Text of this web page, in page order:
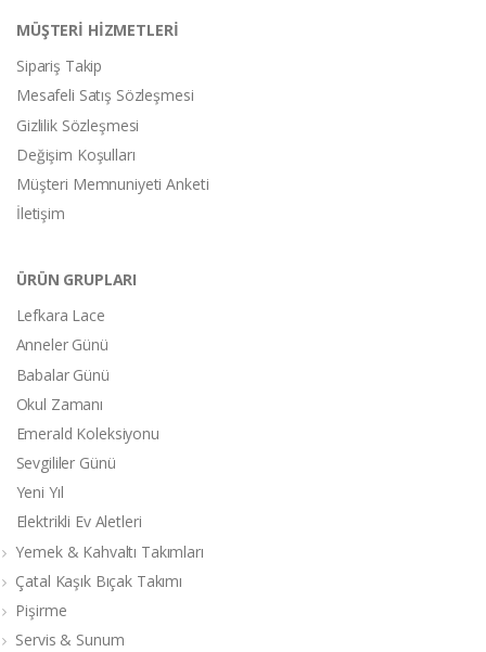
MÜŞTERİ HİZMETLERİ
Sipariş Takip
Mesafeli Satış Sözleşmesi
Gizlilik Sözleşmesi
Değişim Koşulları
Müşteri Memnuniyeti Anketi
İletişim
ÜRÜN GRUPLARI
Lefkara Lace
Anneler Günü
Babalar Günü
Okul Zamanı
Emerald Koleksiyonu
Sevgililer Günü
Yeni Yıl
Elektrikli Ev Aletleri
Yemek & Kahvaltı Takımları
Çatal Kaşık Bıçak Takımı
Pişirme
Servis & Sunum